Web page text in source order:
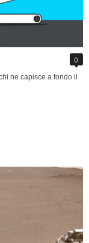
0
ne capisce a fondo il